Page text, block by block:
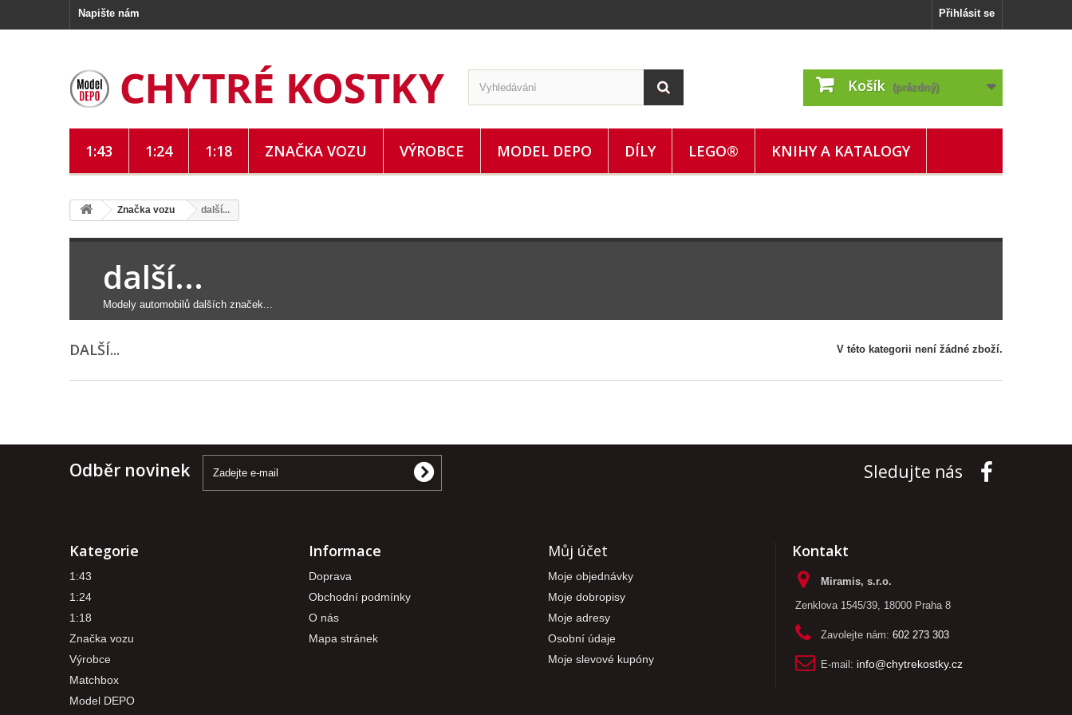
Přihlásit se
Napište nám
Košík (prázdný)
1:43 1:24 1:18 ZNAČKA VOZU VÝROBCE MODEL DEPO DÍLY LEGO® KNIHY A KATALOGY
Značka vozu další...
další...
Modely automobilů dalších značek...
DALŠÍ... V této kategorii není žádné zboží.
Odběr novinek Sledujte nás
Kategorie
1:43
1:24
1:18
Značka vozu
Výrobce
Matchbox
Model DEPO
Informace
Doprava
Obchodní podmínky
O nás
Mapa stránek
Můj účet
Moje objednávky
Moje dobropisy
Moje adresy
Osobní údaje
Moje slevové kupóny
Kontakt
Miramis, s.r.o.
Zenklova 1545/39, 18000 Praha 8
Zavolejte nám: 602 273 303
E-mail: info@chytrekostky.cz